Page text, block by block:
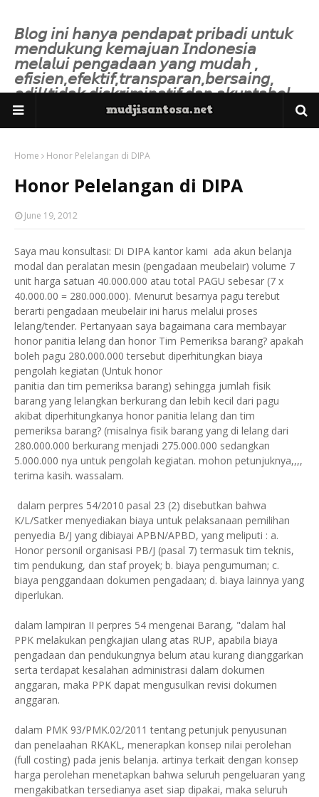
𝘉𝘭𝘰𝘨 𝘪𝘯𝘪 𝘩𝘢𝘯𝘺𝘢 𝘱𝘦𝘯𝘥𝘢𝘱𝘢𝘵 𝘱𝘳𝘪𝘣𝘢𝘥𝘪 𝘶𝘯𝘵𝘶𝘬
𝘮𝘦𝘯𝘥𝘶𝘬𝘶𝘯𝘨 𝘬𝘦𝘮𝘢𝘫𝘶𝘢𝘯 𝘐𝘯𝘥𝘰𝘯𝘦𝘴𝘪𝘢
𝘮𝘦𝘭𝘢𝘭𝘶𝘪 𝘱𝘦𝘯𝘨𝘢𝘥𝘢𝘢𝘯 𝘺𝘢𝘯𝘨 𝘮𝘶𝘥𝘢𝘩 ,
𝘦𝘧𝘪𝘴𝘪𝘦𝘯,𝘦𝘧𝘦𝘬𝘵𝘪𝘧,𝘵𝘳𝘢𝘯𝘴𝘱𝘢𝘳𝘢𝘯,𝘣𝘦𝘳𝘴𝘢𝘪𝘯𝘨,
𝘢𝘥𝘪𝘭/𝘵𝘪𝘥𝘢𝘬 𝘥𝘪𝘴𝘬𝘳𝘪𝘮𝘪𝘯𝘢𝘵𝘪𝘧 𝘥𝘢𝘯 𝘢𝘬𝘶𝘯𝘵𝘢𝘣𝘦𝘭.
Home Honor Pelelangan di DIPA
Honor Pelelangan di DIPA
June 19, 2012
Saya mau konsultasi: Di DIPA kantor kami ada akun belanja
modal dan peralatan mesin (pengadaan meubelair) volume 7
unit harga satuan 40.000.000 atau total PAGU sebesar (7 x
40.000.00 = 280.000.000). Menurut besarnya pagu terebut
berarti pengadaan meubelair ini harus melalui proses
lelang/tender. Pertanyaan saya bagaimana cara membayar
honor panitia lelang dan honor Tim Pemeriksa barang? apakah
boleh pagu 280.000.000 tersebut diperhitungkan biaya
pengolah kegiatan (Untuk honor
panitia dan tim pemeriksa barang) sehingga jumlah fisik
barang yang lelangkan berkurang dan lebih kecil dari pagu
akibat diperhitungkanya honor panitia lelang dan tim
pemeriksa barang? (misalnya fisik barang yang di lelang dari
280.000.000 berkurang menjadi 275.000.000 sedangkan
5.000.000 nya untuk pengolah kegiatan. mohon petunjuknya,,,,
terima kasih. wassalam.
dalam perpres 54/2010 pasal 23 (2) disebutkan bahwa
K/L/Satker menyediakan biaya untuk pelaksanaan pemilihan
penyedia B/J yang dibiayai APBN/APBD, yang meliputi : a.
Honor personil organisasi PB/J (pasal 7) termasuk tim teknis,
tim pendukung, dan staf proyek; b. biaya pengumuman; c.
biaya penggandaan dokumen pengadaan; d. biaya lainnya yang
diperlukan.
dalam lampiran II perpres 54 mengenai Barang, "dalam hal
PPK melakukan pengkajian ulang atas RUP, apabila biaya
pengadaan dan pendukungnya belum atau kurang dianggarkan
serta terdapat kesalahan administrasi dalam dokumen
anggaran, maka PPK dapat mengusulkan revisi dokumen
anggaran.
dalam PMK 93/PMK.02/2011 tentang petunjuk penyusunan
dan penelaahan RKAKL, menerapkan konsep nilai perolehan
(full costing) pada jenis belanja. artinya terkait dengan konsep
harga perolehan menetapkan bahwa seluruh pengeluaran yang
mengakibatkan tersedianya aset siap dipakai, maka seluruh